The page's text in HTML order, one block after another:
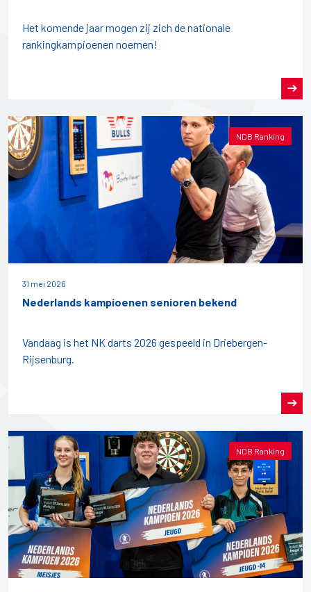
Het komende jaar mogen zij zich de nationale
rankingkampioenen noemen!
NDB Ranking
31 mei 2026
Nederlands kampioenen senioren bekend
Vandaag is het NK darts 2026 gespeeld in Driebergen-
Rijsenburg.
NDB Ranking